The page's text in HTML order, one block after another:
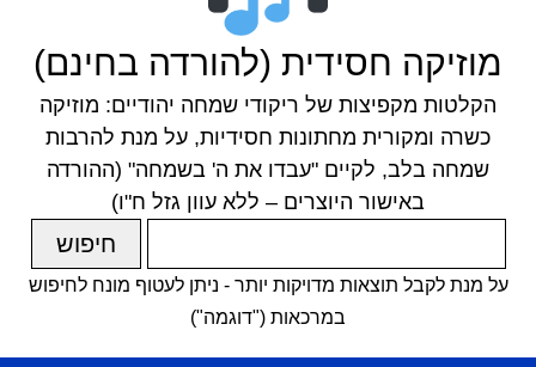
מוזיקה חסידית (להורדה בחינם)
הקלטות מקפיצות של ריקודי שמחה יהודיים: מוזיקה
כשרה ומקורית מחתונות חסידיות, על מנת להרבות
שמחה בלב, לקיים "עבדו את ה' בשמחה" (ההורדה
באישור היוצרים – ללא עוון גזל ח"ו)
על מנת לקבל תוצאות מדויקות יותר - ניתן לעטוף מונח לחיפוש
במרכאות ("דוגמה")